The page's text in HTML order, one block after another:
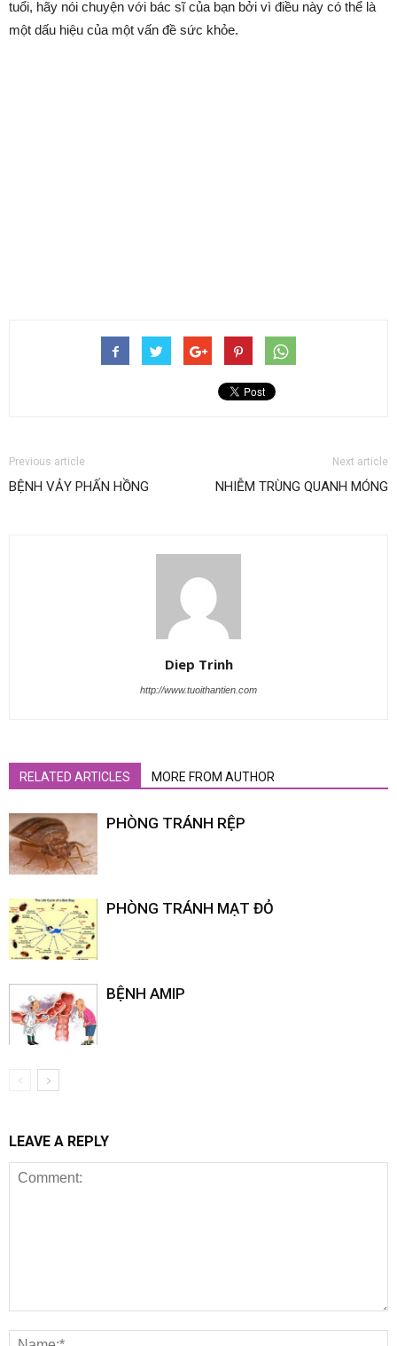
tuổi, hãy nói chuyện với bác sĩ của bạn bởi vì điều này có thể là
một dấu hiệu của một vấn đề sức khỏe.
Previous article
BỆNH VẢY PHẤN HỒNG
Next article
NHIỄM TRÙNG QUANH MÓNG
Diep Trinh
http://www.tuoithantien.com
RELATED ARTICLES MORE FROM AUTHOR
PHÒNG TRÁNH RỆP
PHÒNG TRÁNH MẠT ĐỎ
BỆNH AMIP
LEAVE A REPLY